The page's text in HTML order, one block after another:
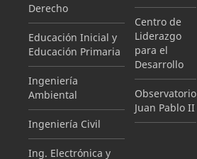
Derecho
Educación Inicial y
Educación Primaria
Ingeniería
Ambiental
Ingeniería Civil
Ing. Electrónica y
Centro de
Liderazgo
para el
Desarrollo
Observatorio
Juan Pablo II